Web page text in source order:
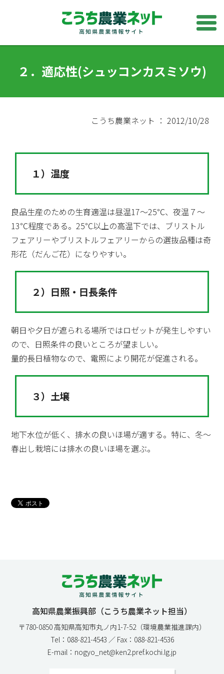
２．適応性(シュッコンカスミソウ)
こうち農業ネット ： 2012/10/28
１）温度
良品生産のための生育適温は昼温17～25℃、夜温７～
13℃程度である。25℃以上の高温下では、ブリストル
フェアリーやブリストルフェアリーからの選抜品種は奇
形花（だんご花）になりやすい。
２）日照・日長条件
朝日や夕日が遮られる場所ではロゼットが発生しやすい
ので、日照条件の良いところが望ましい。
量的長日植物なので、電照により開花が促進される。
３）土壌
地下水位が低く、排水の良いほ場が適する。特に、冬～
春出し栽培には排水の良いほ場を選ぶ。
高知県農業振興部（こうち農業ネット担当）
〒780-0850 高知県高知市丸ノ内1-7-52（環境農業推進課内）
Tel：088-821-4543 ／ Fax：088-821-4536
E-mail：nogyo_net@ken2.pref.kochi.lg.jp